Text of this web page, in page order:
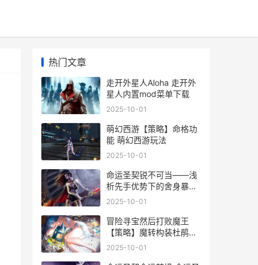
热门文章
走开外星人Aloha 走开外
星人内置mod菜单下载
2025-10-01
萌幻西游【策略】命格功
能 萌幻西游玩法
2025-10-01
命运圣契锐不可当——浅
析先手优势下的舍身暴力
美学 命运圣契官网
2025-10-01
冒险寻宝然后打败魔王
【策略】魔转构装杜鹃冲
层阵型 冒险寻宝然后打败
2025-10-01